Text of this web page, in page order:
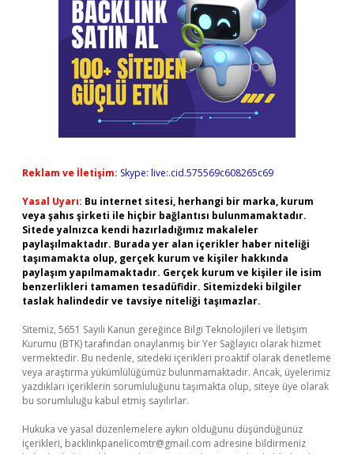
Reklam ve İletişim: Skype: live:.cid.575569c608265c69
Yasal Uyarı: Bu internet sitesi, herhangi bir marka, kurum
veya şahıs şirketi ile hiçbir bağlantısı bulunmamaktadır.
Sitede yalnızca kendi hazırladığımız makaleler
paylaşılmaktadır. Burada yer alan içerikler haber niteliği
taşımamakta olup, gerçek kurum ve kişiler hakkında
paylaşım yapılmamaktadır. Gerçek kurum ve kişiler ile isim
benzerlikleri tamamen tesadüfidir. Sitemizdeki bilgiler
taslak halindedir ve tavsiye niteliği taşımazlar.
Sitemiz, 5651 Sayılı Kanun gereğince Bilgi Teknolojileri ve İletişim
Kurumu (BTK) tarafından onaylanmış bir Yer Sağlayıcı olarak hizmet
vermektedir. Bu nedenle, sitedeki içerikleri proaktif olarak denetleme
veya araştırma yükümlülüğümüz bulunmamaktadır. Ancak, üyelerimiz
yazdıkları içeriklerin sorumluluğunu taşımakta olup, siteye üye olarak
bu sorumluluğu kabul etmiş sayılırlar.
Hukuka ve yasal düzenlemelere aykırı olduğunu düşündüğünüz
içerikleri, backlinkpanelicomtr@gmail.com adresine bildirmeniz